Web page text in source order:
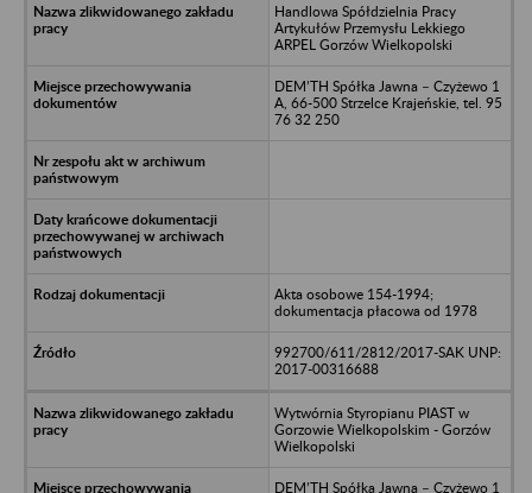
Handlowa Spółdzielnia Pracy
Artykułów Przemysłu Lekkiego
ARPEL Gorzów Wielkopolski
DEM’TH Spółka Jawna – Czyżewo 1
A, 66-500 Strzelce Krajeńskie, tel. 95
76 32 250
Akta osobowe 154-1994;
dokumentacja płacowa od 1978
992700/611/2812/2017-SAK UNP:
2017-00316688
Wytwórnia Styropianu PIAST w
Gorzowie Wielkopolskim - Gorzów
Wielkopolski
DEM’TH Spółka Jawna – Czyżewo 1